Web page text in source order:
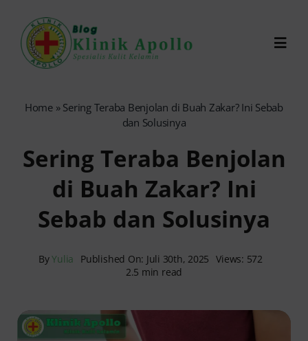
content
Reservasi Online
Search
Home » Sering Teraba Benjolan di Buah Zakar? Ini Sebab
dan Solusinya
Sering Teraba Benjolan
di Buah Zakar? Ini
Sebab dan Solusinya
ByYulia Published On: Juli 30th, 2025 Views: 572
2.5 min read